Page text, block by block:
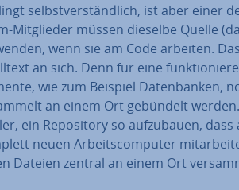
selbst­ver­ständ­lich, ist aber einer
Mit­glie­der müssen dieselbe Quelle
wenn sie am Code arbeiten.
an sich. Denn für eine
wie zum Beispiel Da­ten­ban­ken,
an einem Ort gebündelt
ein Re­po­si­to­ry so auf­zu­bau­en,
neuen Ar­beits­com­pu­ter
Dateien zentral an einem Ort